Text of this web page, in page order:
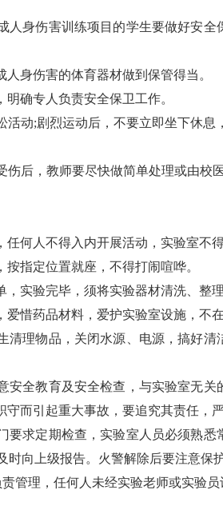
人身伤害训练项目的学生要做好安
身伤害的体育器材做到保管得当。
确专人负责安全保卫工作。
动;剧烈运动后，不要立即坐下休息
后，教师要尽快做简单处理或由校
何人不得入内开展活动，实验室不
指定位置就座，不得打闹喧哗。
实验完毕，须将实验器材清洗、整理
惜药品材料，爱护实验室设施，不
清理物品，关闭水源、电源，搞好
安全教育及安全检查，与实验室无
而引起重大事故，要追究其责任，严
要求定期检查，实验室人员必须熟
向上级报告。火警解除后要注意保护
管理，任何人未经实验老师或实验